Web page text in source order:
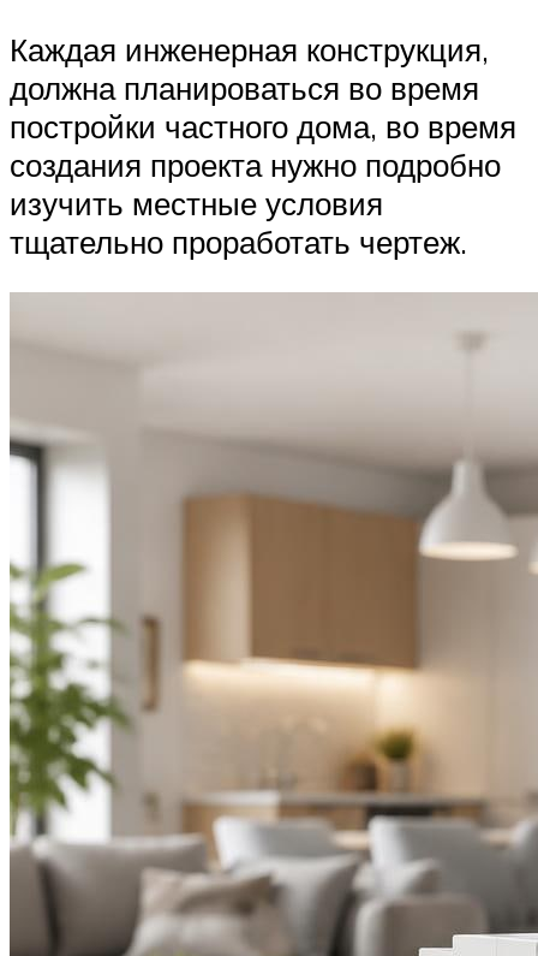
Каждая инженерная конструкция,
должна планироваться во время
постройки частного дома, во время
создания проекта нужно подробно
изучить местные условия
тщательно проработать чертеж.